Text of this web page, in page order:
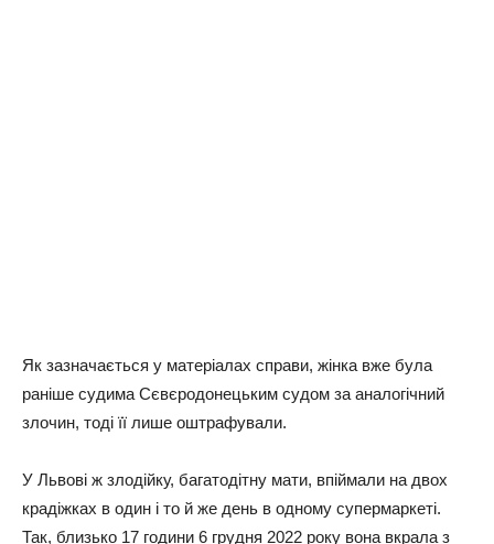
Як зазначається у матеріалах справи, жінка вже була
раніше судима Сєвєродонецьким судом за аналогічний
злочин, тоді її лише оштрафували.
У Львові ж злодійку, багатодітну мати, впіймали на двох
крадіжках в один і то й же день в одному супермаркеті.
Так, близько 17 години 6 грудня 2022 року вона вкрала з